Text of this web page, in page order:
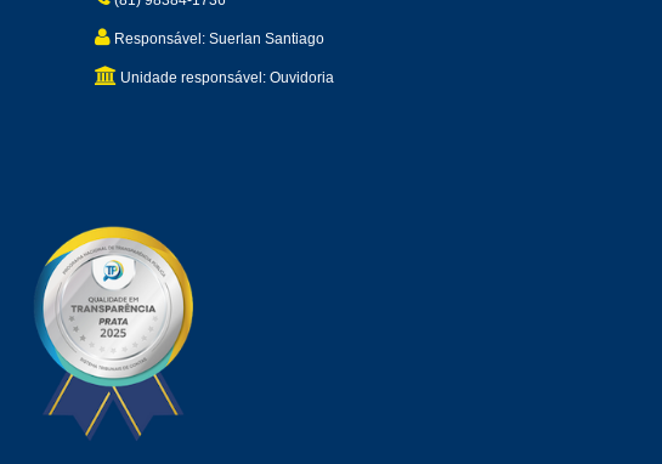
Responsável: Suerlan Santiago
Unidade responsável: Ouvidoria